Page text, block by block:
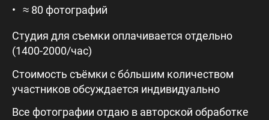
≈ 80 фотографий
Студия для съемки оплачивается отдельно
(1400-2000/час)
Стоимость съёмки с бóльшим количеством
участников обсуждается индивидуально
Все фотографии отдаю в авторской обработке